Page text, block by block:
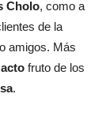
Cholo, como a
de la
amigos. Más
fruto de los
.